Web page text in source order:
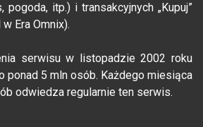
pogoda, itp.) i transakcyjnych „Kupuj”
Era Omnix).
serwisu w listopadzie 2002 roku
ponad 5 mln osób. Każdego miesiąca
odwiedza regularnie ten serwis.